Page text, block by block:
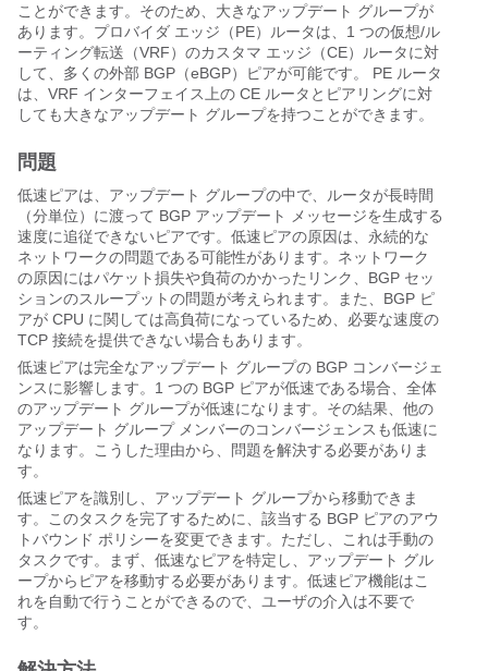
ことができます。そのため、大きなアップデート グループが
あります。プロバイダ エッジ（PE）ルータは、1 つの仮想/ル
ーティング転送（VRF）のカスタマ エッジ（CE）ルータに対
して、多くの外部 BGP（eBGP）ピアが可能です。 PE ルータ
は、VRF インターフェイス上の CE ルータとピアリングに対
しても大きなアップデート グループを持つことができます。
問題
低速ピアは、アップデート グループの中で、ルータが長時間
（分単位）に渡って BGP アップデート メッセージを生成する
速度に追従できないピアです。低速ピアの原因は、永続的な
ネットワークの問題である可能性があります。ネットワーク
の原因にはパケット損失や負荷のかかったリンク、BGP セッ
ションのスループットの問題が考えられます。また、BGP ピ
アが CPU に関しては高負荷になっているため、必要な速度の
TCP 接続を提供できない場合もあります。
低速ピアは完全なアップデート グループの BGP コンバージェ
ンスに影響します。1 つの BGP ピアが低速である場合、全体
のアップデート グループが低速になります。その結果、他の
アップデート グループ メンバーのコンバージェンスも低速に
なります。こうした理由から、問題を解決する必要がありま
す。
低速ピアを識別し、アップデート グループから移動できま
す。このタスクを完了するために、該当する BGP ピアのアウ
トバウンド ポリシーを変更できます。ただし、これは手動の
タスクです。まず、低速なピアを特定し、アップデート グル
ープからピアを移動する必要があります。低速ピア機能はこ
れを自動で行うことができるので、ユーザの介入は不要で
す。